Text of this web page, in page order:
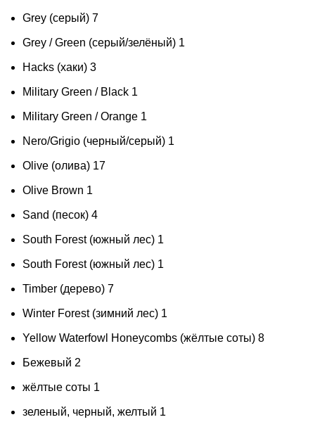
Grey (серый) 7
Grey / Green (серый/зелёный) 1
Hacks (хаки) 3
Military Green / Black 1
Military Green / Orange 1
Nero/Grigio (черный/серый) 1
Olive (олива) 17
Olive Brown 1
Sand (песок) 4
South Forest (южный лес) 1
South Forest (южный лес) 1
Timber (дерево) 7
Winter Forest (зимний лес) 1
Yellow Waterfowl Honeycombs (жёлтые соты) 8
Бежевый 2
жёлтые соты 1
зеленый, черный, желтый 1